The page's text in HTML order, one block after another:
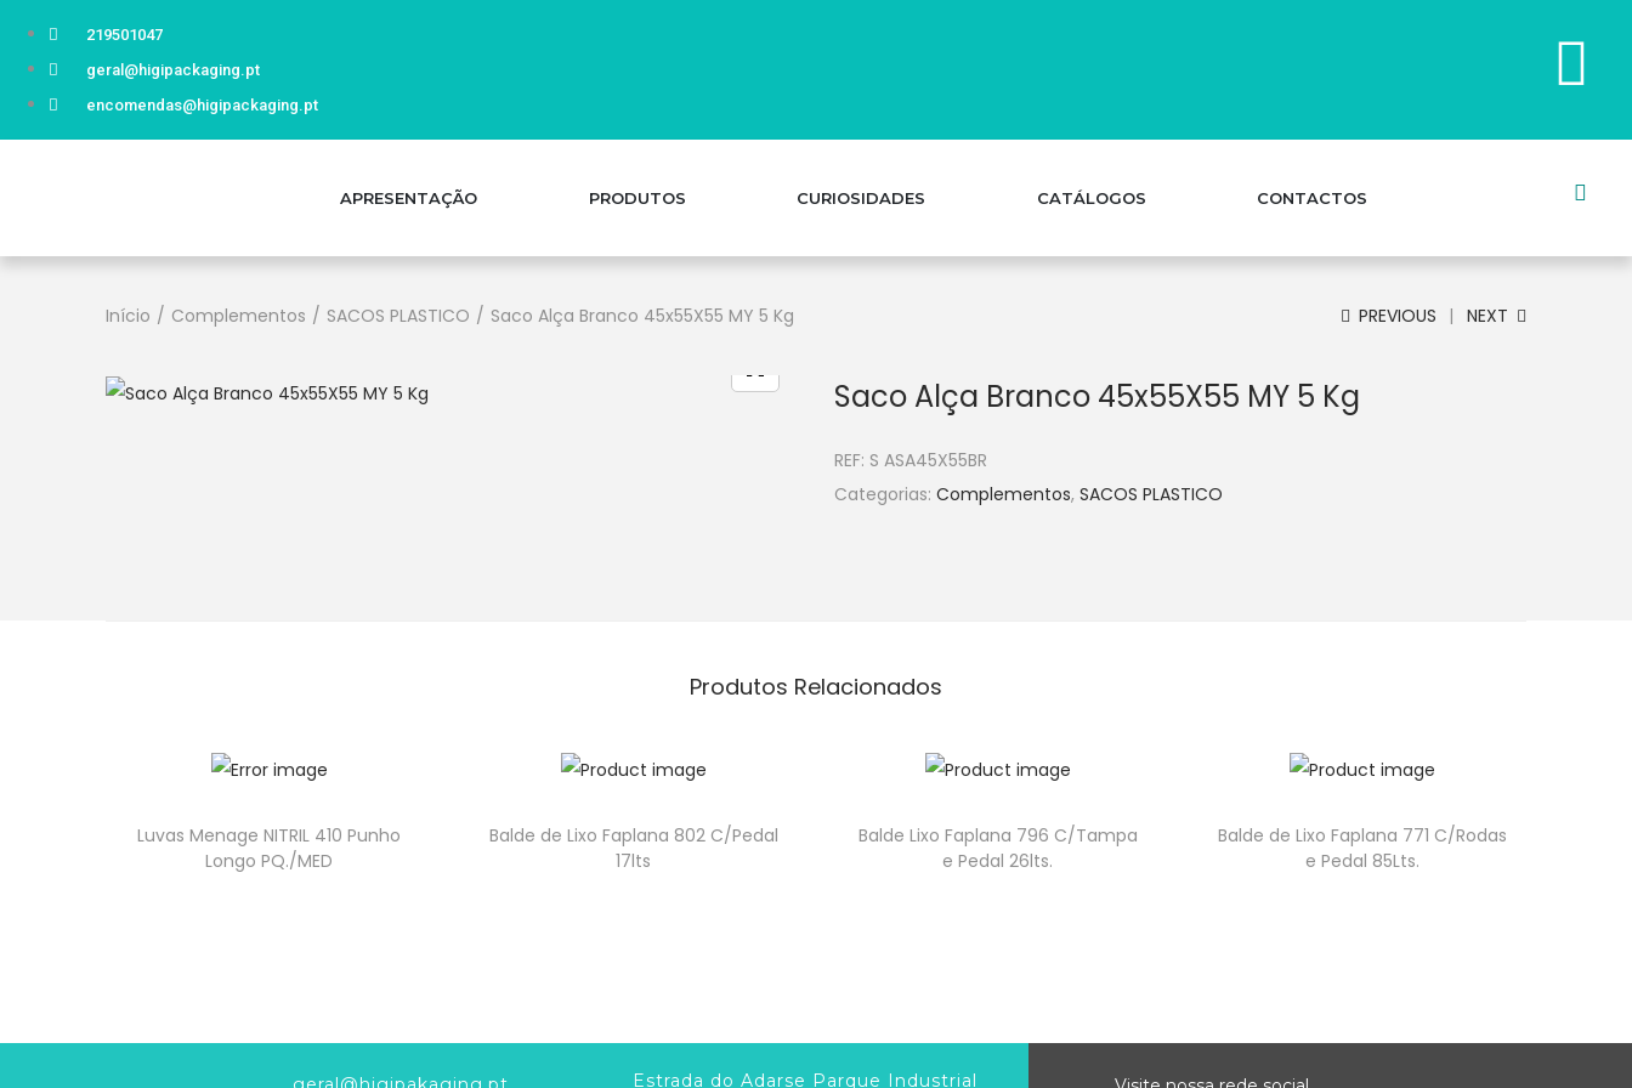
219501047
geral@higipackaging.pt
encomendas@higipackaging.pt
APRESENTAÇÃO PRODUTOS CURIOSIDADES CATÁLOGOS CONTACTOS
Início / Complementos / SACOS PLASTICO / Saco Alça Branco 45x55X55 MY 5 Kg PREVIOUS NEXT
Saco Alça Branco 45x55X55 MY 5 Kg
REF: S ASA45X55BR
Categorias: Complementos, SACOS PLASTICO
Produtos Relacionados
Luvas Menage NITRIL 410 Punho
Longo PQ./MED
Balde de Lixo Faplana 802 C/Pedal
17lts
Balde Lixo Faplana 796 C/Tampa
e Pedal 26lts.
Balde de Lixo Faplana 771 C/Rodas
e Pedal 85Lts.
Estrada do Adarse Parque Industrial